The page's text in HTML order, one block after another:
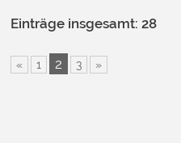
Einträge insgesamt: 28
« 1 2 3 »